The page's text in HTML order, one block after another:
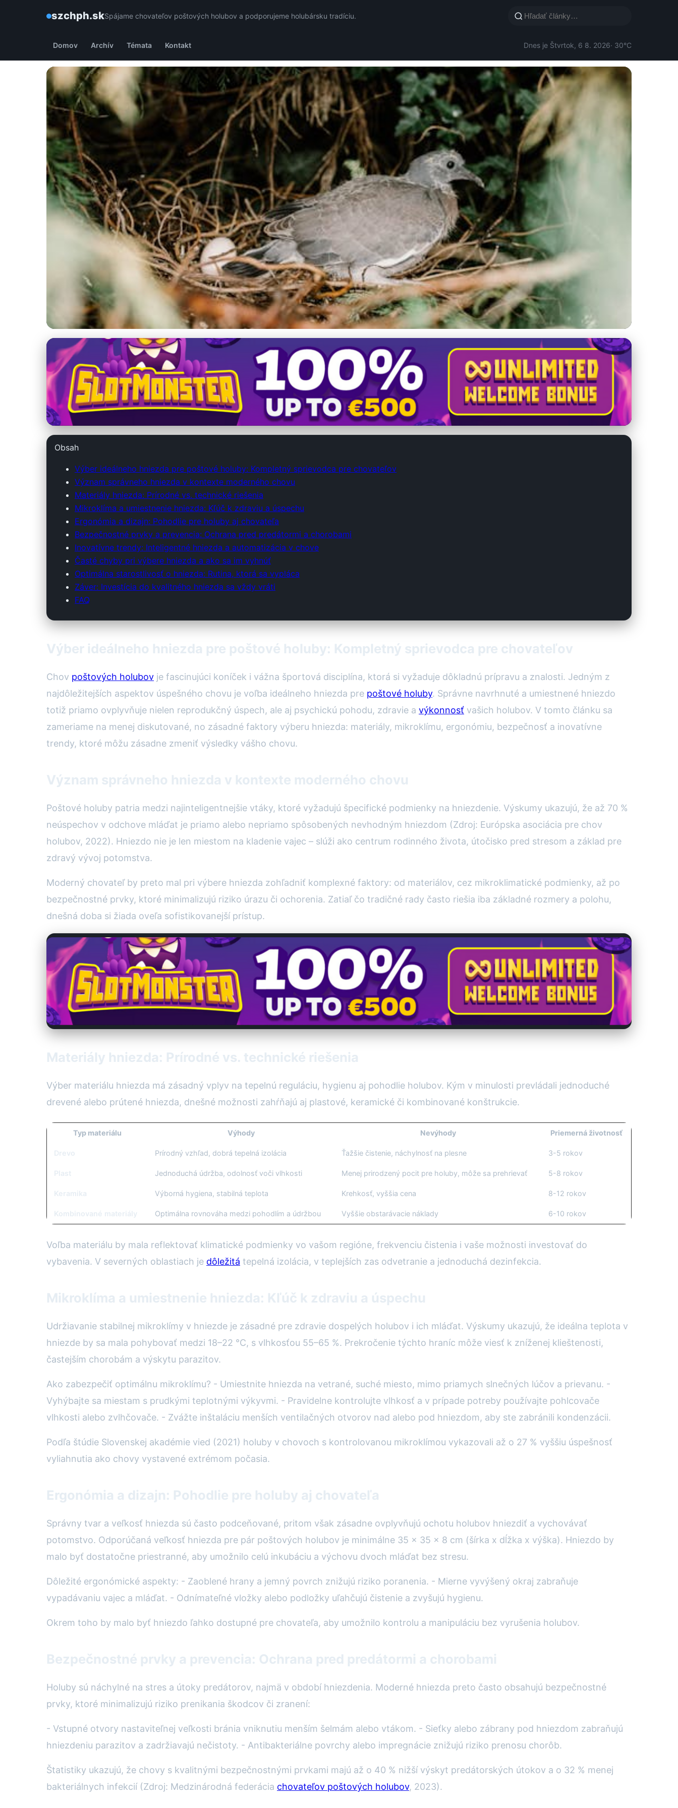
szchph.skSpájame chovateľov poštových holubov a podporujeme holubársku tradíciu.
Domov Archív Témata Kontakt Dnes je Štvrtok, 6 8. 2026· 30°C
szchph.sk
Kompletný sprievodca výberom hniezda pre poštové holuby
12. 3. 2026· 9 min čítania · Autor: Marek Holoubek
Obsah
Výber ideálneho hniezda pre poštové holuby: Kompletný sprievodca pre chovateľov
Význam správneho hniezda v kontexte moderného chovu
Materiály hniezda: Prírodné vs. technické riešenia
Mikroklíma a umiestnenie hniezda: Kľúč k zdraviu a úspechu
Ergonómia a dizajn: Pohodlie pre holuby aj chovateľa
Bezpečnostné prvky a prevencia: Ochrana pred predátormi a chorobami
Inovatívne trendy: Inteligentné hniezda a automatizácia v chove
Časté chyby pri výbere hniezda a ako sa im vyhnúť
Optimálna starostlivosť o hniezda: Rutina, ktorá sa vypláca
Záver: Investícia do kvalitného hniezda sa vždy vráti
FAQ
Výber ideálneho hniezda pre poštové holuby: Kompletný sprievodca pre chovateľov
Chov poštových holubov je fascinujúci koníček i vážna športová disciplína, ktorá si vyžaduje dôkladnú prípravu a znalosti. Jedným z
najdôležitejších aspektov úspešného chovu je voľba ideálneho hniezda pre poštové holuby. Správne navrhnuté a umiestnené hniezdo
totiž priamo ovplyvňuje nielen reprodukčný úspech, ale aj psychickú pohodu, zdravie a výkonnosť vašich holubov. V tomto článku sa
zameriame na menej diskutované, no zásadné faktory výberu hniezda: materiály, mikroklímu, ergonómiu, bezpečnosť a inovatívne
trendy, ktoré môžu zásadne zmeniť výsledky vášho chovu.
Význam správneho hniezda v kontexte moderného chovu
Poštové holuby patria medzi najinteligentnejšie vtáky, ktoré vyžadujú špecifické podmienky na hniezdenie. Výskumy ukazujú, že až 70 %
neúspechov v odchove mláďat je priamo alebo nepriamo spôsobených nevhodným hniezdom (Zdroj: Európska asociácia pre chov
holubov, 2022). Hniezdo nie je len miestom na kladenie vajec – slúži ako centrum rodinného života, útočisko pred stresom a základ pre
zdravý vývoj potomstva.
Moderný chovateľ by preto mal pri výbere hniezda zohľadniť komplexné faktory: od materiálov, cez mikroklimatické podmienky, až po
bezpečnostné prvky, ktoré minimalizujú riziko úrazu či ochorenia. Zatiaľ čo tradičné rady často riešia iba základné rozmery a polohu,
dnešná doba si žiada oveľa sofistikovanejší prístup.
Materiály hniezda: Prírodné vs. technické riešenia
Výber materiálu hniezda má zásadný vplyv na tepelnú reguláciu, hygienu aj pohodlie holubov. Kým v minulosti prevládali jednoduché
drevené alebo prútené hniezda, dnešné možnosti zahŕňajú aj plastové, keramické či kombinované konštrukcie.
Typ materiálu Výhody Nevýhody Priemerná životnosť
Drevo Prírodný vzhľad, dobrá tepelná izolácia Ťažšie čistenie, náchylnosť na plesne 3-5 rokov
Plast Jednoduchá údržba, odolnosť voči vlhkosti Menej prirodzený pocit pre holuby, môže sa prehrievať 5-8 rokov
Keramika Výborná hygiena, stabilná teplota Krehkosť, vyššia cena 8-12 rokov
Kombinované materiály Optimálna rovnováha medzi pohodlím a údržbou Vyššie obstarávacie náklady 6-10 rokov
Voľba materiálu by mala reflektovať klimatické podmienky vo vašom regióne, frekvenciu čistenia i vaše možnosti investovať do
vybavenia. V severných oblastiach je dôležitá tepelná izolácia, v teplejších zas odvetranie a jednoduchá dezinfekcia.
Mikroklíma a umiestnenie hniezda: Kľúč k zdraviu a úspechu
Udržiavanie stabilnej mikroklímy v hniezde je zásadné pre zdravie dospelých holubov i ich mláďat. Výskumy ukazujú, že ideálna teplota v
hniezde by sa mala pohybovať medzi 18–22 °C, s vlhkosťou 55–65 %. Prekročenie týchto hraníc môže viesť k zníženej klieštenosti,
častejším chorobám a výskytu parazitov.
Ako zabezpečiť optimálnu mikroklímu? - Umiestnite hniezda na vetrané, suché miesto, mimo priamych slnečných lúčov a prievanu. -
Vyhýbajte sa miestam s prudkými teplotnými výkyvmi. - Pravidelne kontrolujte vlhkosť a v prípade potreby používajte pohlcovače
vlhkosti alebo zvlhčovače. - Zvážte inštaláciu menších ventilačných otvorov nad alebo pod hniezdom, aby ste zabránili kondenzácii.
Podľa štúdie Slovenskej akadémie vied (2021) holuby v chovoch s kontrolovanou mikroklímou vykazovali až o 27 % vyššiu úspešnosť
vyliahnutia ako chovy vystavené extrémom počasia.
Ergonómia a dizajn: Pohodlie pre holuby aj chovateľa
Správny tvar a veľkosť hniezda sú často podceňované, pritom však zásadne ovplyvňujú ochotu holubov hniezdiť a vychovávať
potomstvo. Odporúčaná veľkosť hniezda pre pár poštových holubov je minimálne 35 x 35 x 8 cm (šírka x dĺžka x výška). Hniezdo by
malo byť dostatočne priestranné, aby umožnilo celú inkubáciu a výchovu dvoch mláďat bez stresu.
Dôležité ergonómické aspekty: - Zaoblené hrany a jemný povrch znižujú riziko poranenia. - Mierne vyvýšený okraj zabraňuje
vypadávaniu vajec a mláďat. - Odnímateľné vložky alebo podložky uľahčujú čistenie a zvyšujú hygienu.
Okrem toho by malo byť hniezdo ľahko dostupné pre chovateľa, aby umožnilo kontrolu a manipuláciu bez vyrušenia holubov.
Bezpečnostné prvky a prevencia: Ochrana pred predátormi a chorobami
Holuby sú náchylné na stres a útoky predátorov, najmä v období hniezdenia. Moderné hniezda preto často obsahujú bezpečnostné
prvky, ktoré minimalizujú riziko prenikania škodcov či zranení:
- Vstupné otvory nastaviteľnej veľkosti bránia vniknutiu menším šelmám alebo vtákom. - Sieťky alebo zábrany pod hniezdom zabraňujú
hniezdeniu parazitov a zadržiavajú nečistoty. - Antibakteriálne povrchy alebo impregnácie znižujú riziko prenosu chorôb.
Štatistiky ukazujú, že chovy s kvalitnými bezpečnostnými prvkami majú až o 40 % nižší výskyt predátorských útokov a o 32 % menej
bakteriálnych infekcií (Zdroj: Medzinárodná federácia chovateľov poštových holubov, 2023).